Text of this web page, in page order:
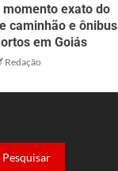
exato do
caminhão e ônibus
em Goiás
Redação